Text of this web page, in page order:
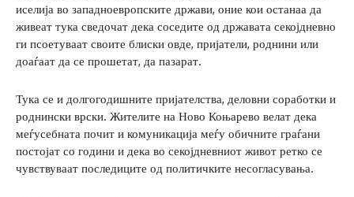
иселија во западноевропските држави, оние кои останаа да
живеат тука сведочат дека соседите од државата секојдневно
ги псоетуваат своите блиски овде, пријатели, роднини или
доаѓаат да се прошетат, да пазарат.
Тука се и долгогодишните пријателства, деловни соработки и
роднински врски. Жителите на Ново Коњарево велат дека
меѓусебната почит и комуникација меѓу обичните граѓани
постојат со години и дека во секојдневниот живот ретко се
чувствуваат последиците од политичките несогласувања.